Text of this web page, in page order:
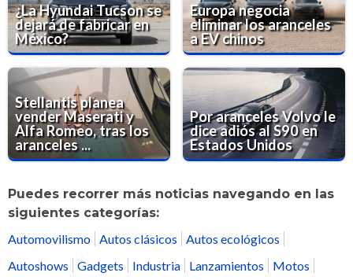
¿La Hyundai Tucson se
dejará de fabricar en
México?
Europa negocia
eliminar los aranceles
a EV chinos
Stellantis planea
vender Maserati y
Alfa Romeo, tras los
aranceles ...
Por aranceles Volvo le
dice adiós al S90 en
Estados Unidos
Puedes recorrer más noticias navegando en las
siguientes categorías:
Automovilismo Autos clásicos
Autos ecológicos
Autoshows
Gadgets Industria Lanzamientos
Motos